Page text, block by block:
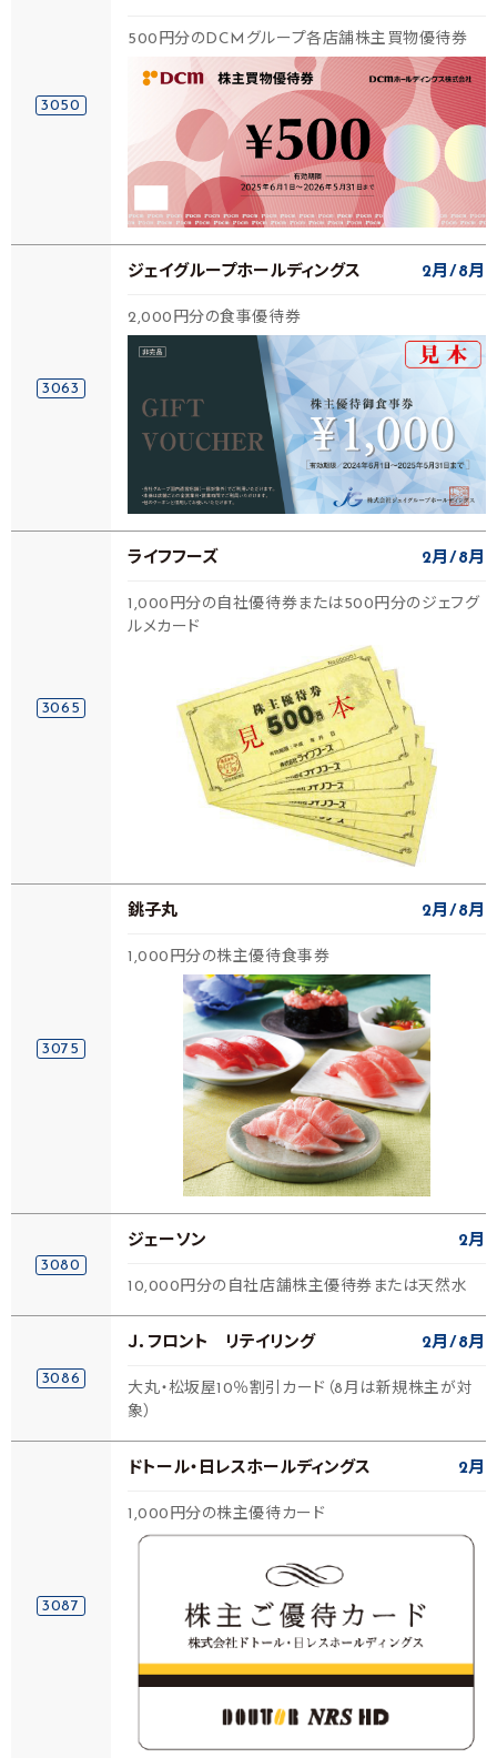
3050
500円分のDCMグループ各店舗株主買物優待券
3063
ジェイグループホールディングス 2月 8月
2,000円分の食事優待券
3065
ライフフーズ 2月 8月
1,000円分の自社優待券または500円分のジェフグ
ルメカード
3075
銚子丸 2月 8月
1,000円分の株主優待食事券
3080
ジェーソン 2月
10,000円分の自社店舗株主優待券または天然水
3086
Ｊ．フロント リテイリング 2月 8月
大丸・松坂屋10％割引カード（8月は新規株主が対
象）
3087
ドトール・日レスホールディングス 2月
1,000円分の株主優待カード